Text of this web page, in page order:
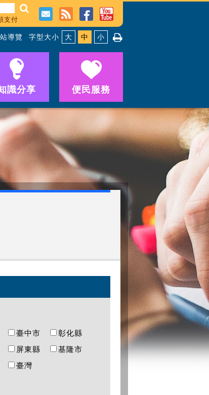
支付
導覽 字型大小 大 中 小
識分享 便民服務
臺中市
彰化縣
屏東縣
基隆市
臺灣